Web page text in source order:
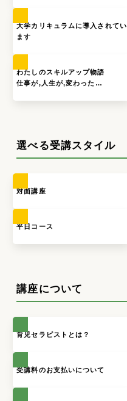
大学カリキュラムに導入されてい
ます
わたしのスキルアップ物語
仕事が,人生が,変わった…
選べる受講スタイル
対面講座
平日コース
講座について
育児セラピストとは？
受講料のお支払いについて